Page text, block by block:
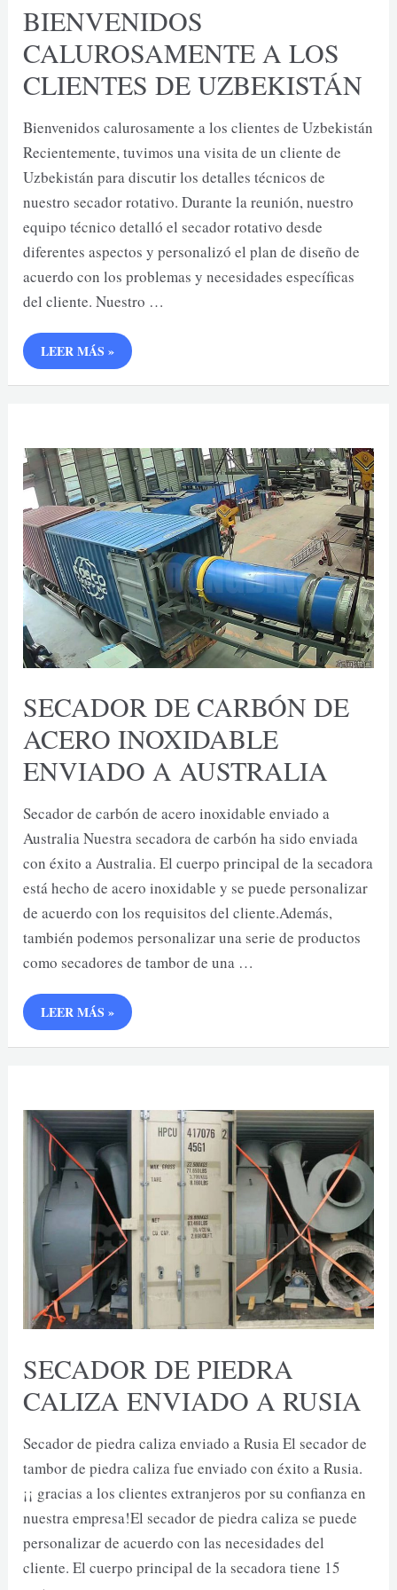
BIENVENIDOS
CALUROSAMENTE A LOS
CLIENTES DE UZBEKISTÁN
Bienvenidos calurosamente a los clientes de Uzbekistán
Recientemente, tuvimos una visita de un cliente de
Uzbekistán para discutir los detalles técnicos de
nuestro secador rotativo. Durante la reunión, nuestro
equipo técnico detalló el secador rotativo desde
diferentes aspectos y personalizó el plan de diseño de
acuerdo con los problemas y necesidades específicas
del cliente. Nuestro …
BIENVENIDOS
CALUROSAMENTE
A
LEER MÁS »
SECADOR DE CARBÓN DE
ACERO INOXIDABLE
ENVIADO A AUSTRALIA
Secador de carbón de acero inoxidable enviado a
Australia Nuestra secadora de carbón ha sido enviada
con éxito a Australia. El cuerpo principal de la secadora
está hecho de acero inoxidable y se puede personalizar
de acuerdo con los requisitos del cliente.Además,
también podemos personalizar una serie de productos
como secadores de tambor de una …
SECADOR
DE
CARBÓN
ACERO
LEER MÁS »
SECADOR DE PIEDRA
CALIZA ENVIADO A RUSIA
Secador de piedra caliza enviado a Rusia El secador de
tambor de piedra caliza fue enviado con éxito a Rusia.
¡¡ gracias a los clientes extranjeros por su confianza en
nuestra empresa!El secador de piedra caliza se puede
personalizar de acuerdo con las necesidades del
cliente. El cuerpo principal de la secadora tiene 15